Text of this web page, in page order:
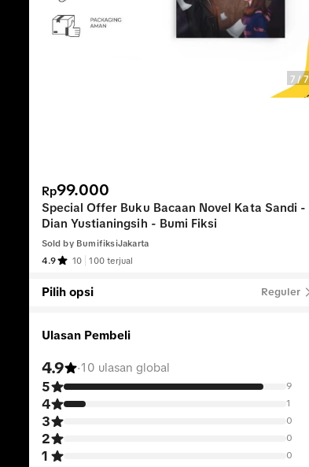
7/7
Rp99.000
Special Offer Buku Bacaan Novel Kata Sandi -
Dian Yustianingsih - Bumi Fiksi
Sold by BumifiksiJakarta
4.9
10 100 terjual
Pilih opsi Reguler
Ulasan Pembeli
4.9 ·10 ulasan global
5 9
4 1
3 0
2 0
1 0